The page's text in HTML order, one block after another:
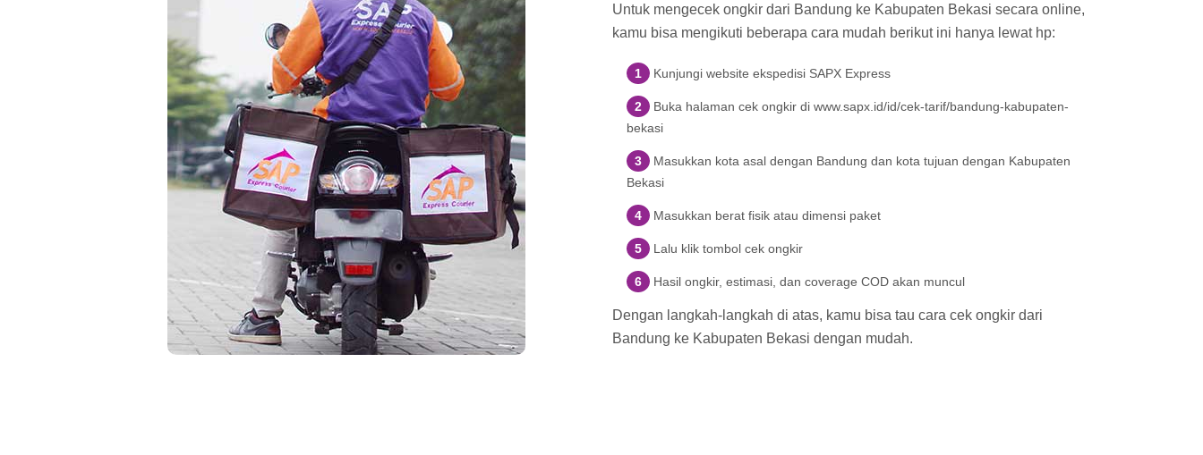
Untuk mengecek ongkir dari Bandung ke Kabupaten Bekasi secara online,
kamu bisa mengikuti beberapa cara mudah berikut ini hanya lewat hp:
Kunjungi website ekspedisi SAPX Express
Buka halaman cek ongkir di www.sapx.id/id/cek-tarif/bandung-kabupaten-
bekasi
Masukkan kota asal dengan Bandung dan kota tujuan dengan Kabupaten
Bekasi
Masukkan berat fisik atau dimensi paket
Lalu klik tombol cek ongkir
Hasil ongkir, estimasi, dan coverage COD akan muncul
Dengan langkah-langkah di atas, kamu bisa tau cara cek ongkir dari
Bandung ke Kabupaten Bekasi dengan mudah.